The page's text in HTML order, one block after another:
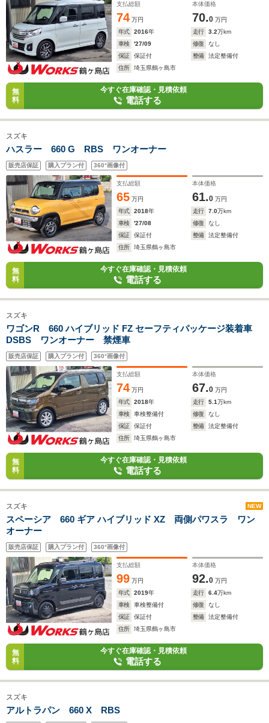
支払総額
74 万円
本体価格
70.0 万円
年式
2016年 走行 3.2万km
車検
'27/09 修復
なし
保証
保証付 整備
法定整備付
住所
埼玉県鶴ヶ島市
無
料
今すぐ在庫確認・見積依頼
電話する
スズキ
ハスラー 660 G RBS ワンオーナー
販売店保証 購入プラン付 360°画像付
支払総額
65 万円
本体価格
61.0 万円
年式
2018年 走行 7.0万km
車検
'27/08 修復
なし
保証
保証付 整備
法定整備付
住所
埼玉県鶴ヶ島市
無
料
今すぐ在庫確認・見積依頼
電話する
スズキ
ワゴンR 660 ハイブリッド FZ セーフティパッケージ装着車
DSBS ワンオーナー 禁煙車
販売店保証 購入プラン付 360°画像付
支払総額
74 万円
本体価格
67.0 万円
年式
2018年 走行 5.1万km
車検
車検整備付 修復
なし
保証
保証付 整備
法定整備付
住所
埼玉県鶴ヶ島市
無
料
今すぐ在庫確認・見積依頼
電話する
スズキ NEW
スペーシア 660 ギア ハイブリッド XZ 両側パワスラ ワン
オーナー
販売店保証 購入プラン付 360°画像付
支払総額
99 万円
本体価格
92.0 万円
年式
2019年 走行 6.4万km
車検
車検整備付 修復
なし
保証
保証付 整備
法定整備付
住所
埼玉県鶴ヶ島市
無
料
今すぐ在庫確認・見積依頼
電話する
スズキ
アルトラパン 660 X RBS